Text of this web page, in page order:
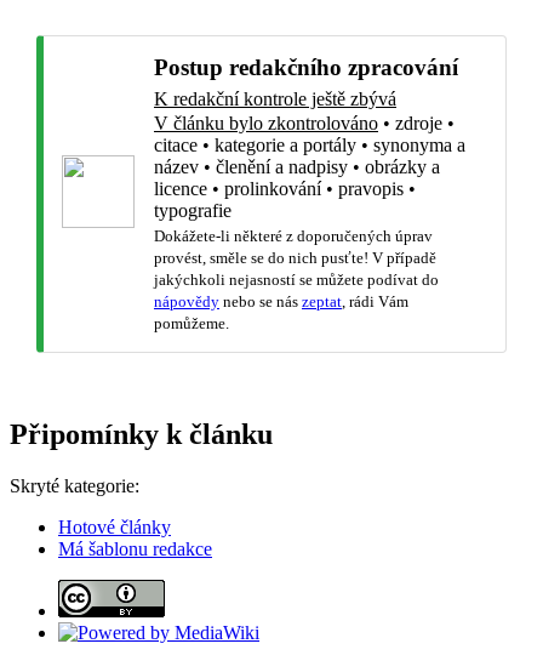
Postup redakčního zpracování
K redakční kontrole ještě zbývá
V článku bylo zkontrolováno • zdroje •
citace • kategorie a portály • synonyma a
název • členění a nadpisy • obrázky a
licence • prolinkování• pravopis •
typografie
Dokážete-li některé z doporučených úprav
provést, směle se do nich pusťte! V případě
jakýchkoli nejasností se můžete podívat do
nápovědy nebo se nás zeptat , rádi Vám
pomůžeme.
Připomínky k článku
Skryté kategorie:
Hotové články
Má šablonu redakce